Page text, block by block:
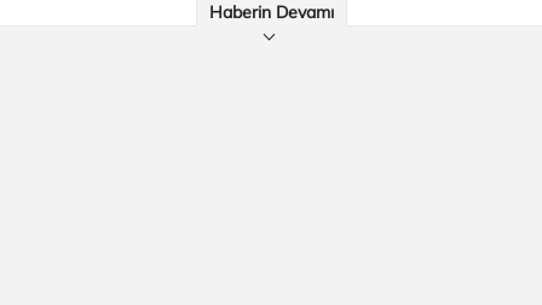
Haberin Devamı